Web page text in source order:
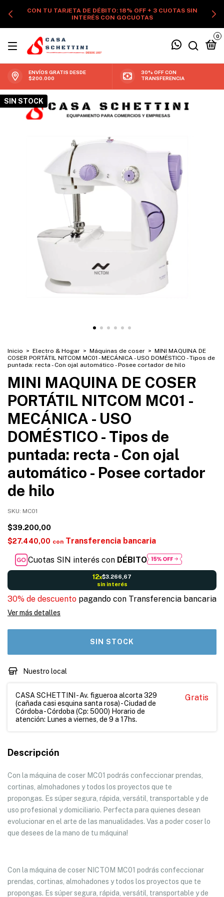
CON TU TARJETA DE DÉBITO: 18% OFF + 3 CUOTAS SIN
INTERÉS CON GOCUOTAS
0
ENVÍOS GRATIS DESDE
$200.000
30% OFF CON
TRANSFERENCIA
SIN STOCK
Inicio > Electro & Hogar > Máquinas de coser > MINI MAQUINA DE
COSER PORTÁTIL NITCOM MC01 - MECÁNICA - USO DOMÉSTICO - Tipos de
puntada: recta - Con ojal automático - Posee cortador de hilo
MINI MAQUINA DE COSER
PORTÁTIL NITCOM MC01 -
MECÁNICA - USO
DOMÉSTICO - Tipos de
puntada: recta - Con ojal
automático - Posee cortador
de hilo
SKU: MC01
$39.200,00
$27.440,00 con Transferencia bancaria
Cuotas SIN interés con DÉBITO
12x$3.266,67
sin interés
30% de descuento pagando con Transferencia bancaria
Ver más detalles
Nuestro local
CASA SCHETTINI - Av. figueroa alcorta 329
(cañada casi esquina santa rosa) - Ciudad de
Córdoba - Córdoba (Cp: 5000) Horario de
atención: Lunes a viernes, de 9 a 17hs.
Gratis
Descripción
Con la máquina de coser MC01 podrás confeccionar prendas,
cortinas, almohadones y todos los proyectos que te
propongas. Es súper segura, rápida, versátil, transportable y de
uso profesional y domiciliario. Perfecta para quienes desean
evolucionar en el arte de las manualidades. Vas a poder coser lo
que desees de la mano de tu máquina!
Con la máquina de coser NICTOM MC01 podrás confeccionar
prendas, cortinas, almohadones y todos los proyectos que te
propongas. Es súper segura, rápida, versátil, transportable y de